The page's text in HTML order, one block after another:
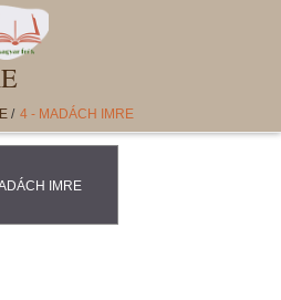
/ 4 - MADÁCH IMRE
IMRE